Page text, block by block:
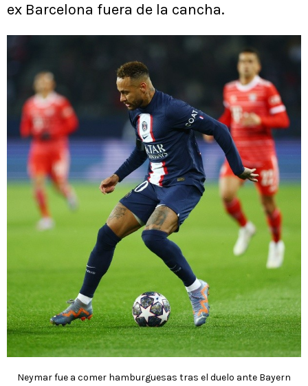
ex Barcelona fuera de la cancha.
Neymar fue a comer hamburguesas tras el duelo ante Bayern